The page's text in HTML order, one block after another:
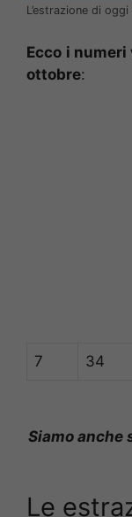
L’estrazione di
Ecco i numeri
ottobre:
7 34
Siamo anche
Le